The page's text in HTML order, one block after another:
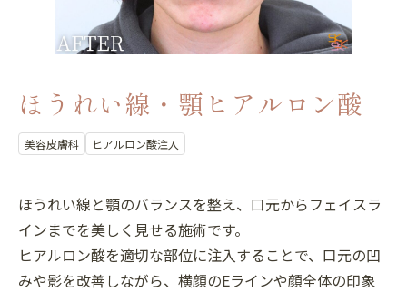
ほうれい線・顎ヒアルロン酸
美容皮膚科 ヒアルロン酸注入
ほうれい線と顎のバランスを整え、口元からフェイスラ
インまでを美しく見せる施術です。
ヒアルロン酸を適切な部位に注入することで、口元の凹
みや影を改善しながら、横顔のEラインや顔全体の印象